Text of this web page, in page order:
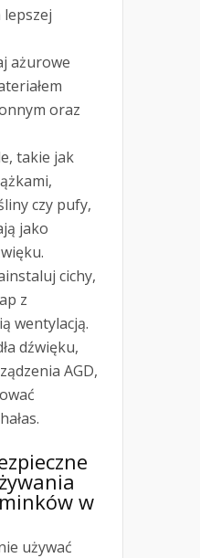
ażurowe
oraz
takie jak
czy pufy,
jako
cichy,
z
wentylacją.
dźwięku,
AGD,
w
używać